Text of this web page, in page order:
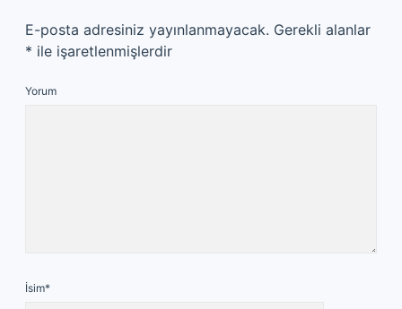
E-posta adresiniz yayınlanmayacak. Gerekli alanlar
* ile işaretlenmişlerdir
Yorum
İsim*